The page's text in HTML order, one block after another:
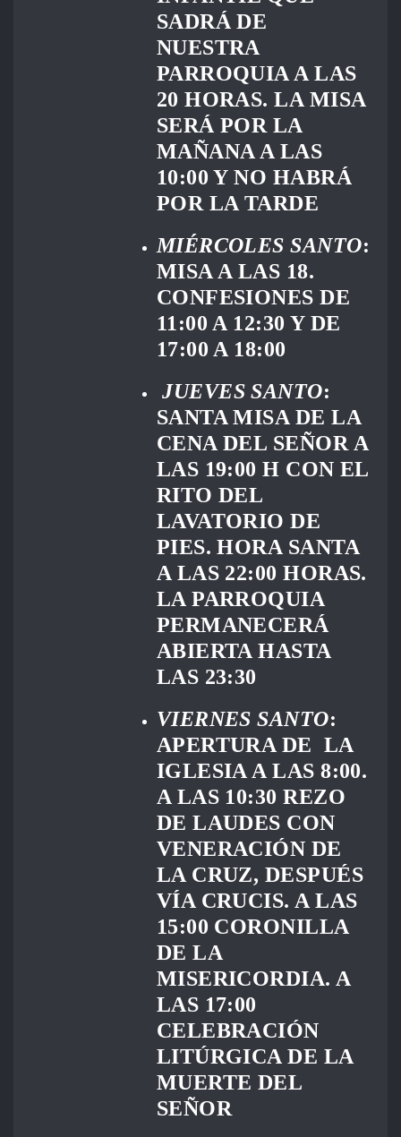
SADRÁ DE
NUESTRA
PARROQUIA A LAS
20 HORAS. LA MISA
SERÁ POR LA
MAÑANA A LAS
10:00 Y NO HABRÁ
POR LA TARDE
MIÉRCOLES SANTO:
MISA A LAS 18.
CONFESIONES DE
11:00 A 12:30 Y DE
17:00 A 18:00
JUEVES SANTO:
SANTA MISA DE LA
CENA DEL SEÑOR A
LAS 19:00 H CON EL
RITO DEL
LAVATORIO DE
PIES. HORA SANTA
A LAS 22:00 HORAS.
LA PARROQUIA
PERMANECERÁ
ABIERTA HASTA
LAS 23:30
VIERNES SANTO:
APERTURA DE LA
IGLESIA A LAS 8:00.
A LAS 10:30 REZO
DE LAUDES CON
VENERACIÓN DE
LA CRUZ, DESPUÉS
VÍA CRUCIS. A LAS
15:00 CORONILLA
DE LA
MISERICORDIA. A
LAS 17:00
CELEBRACIÓN
LITÚRGICA DE LA
MUERTE DEL
SEÑOR